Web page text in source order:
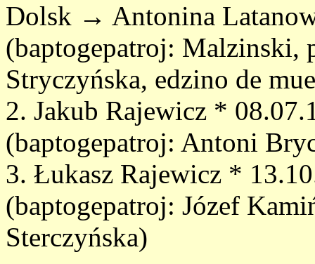
Dolsk → Antonina
(baptogepatroj: Malzinski,
Stryczyńska, edzino de
2. Jakub Rajewicz *
(baptogepatroj: Antoni
3. Łukasz Rajewicz *
(baptogepatroj: Józef
Sterczyńska)